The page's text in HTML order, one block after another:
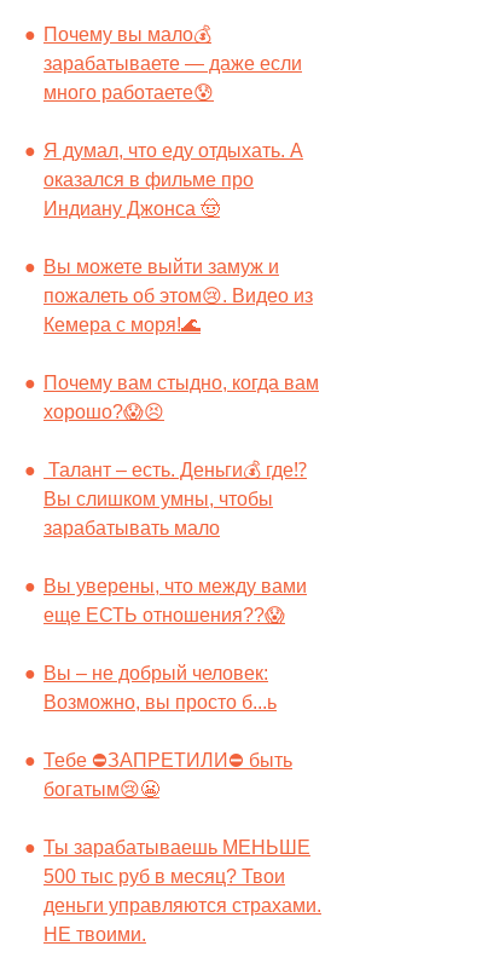
Почему вы мало💰
зарабатываете — даже если
много работаете😰
Я думал, что еду отдыхать. А
оказался в фильме про
Индиану Джонса 🤠
Вы можете выйти замуж и
пожалеть об этом😢. Видео из
Кемера с моря!🌊
Почему вам стыдно, когда вам
хорошо?😱😣
Талант – есть. Деньги💰 где⁉️
Вы слишком умны, чтобы
зарабатывать мало
Вы уверены, что между вами
еще ЕСТЬ отношения??😱
Вы – не добрый человек:
Возможно, вы просто б...ь
Тебе ⛔️ЗАПРЕТИЛИ⛔️ быть
богатым😢😬
Ты зарабатываешь МЕНЬШЕ
500 тыс руб в месяц? Твои
деньги управляются страхами.
НЕ твоими.